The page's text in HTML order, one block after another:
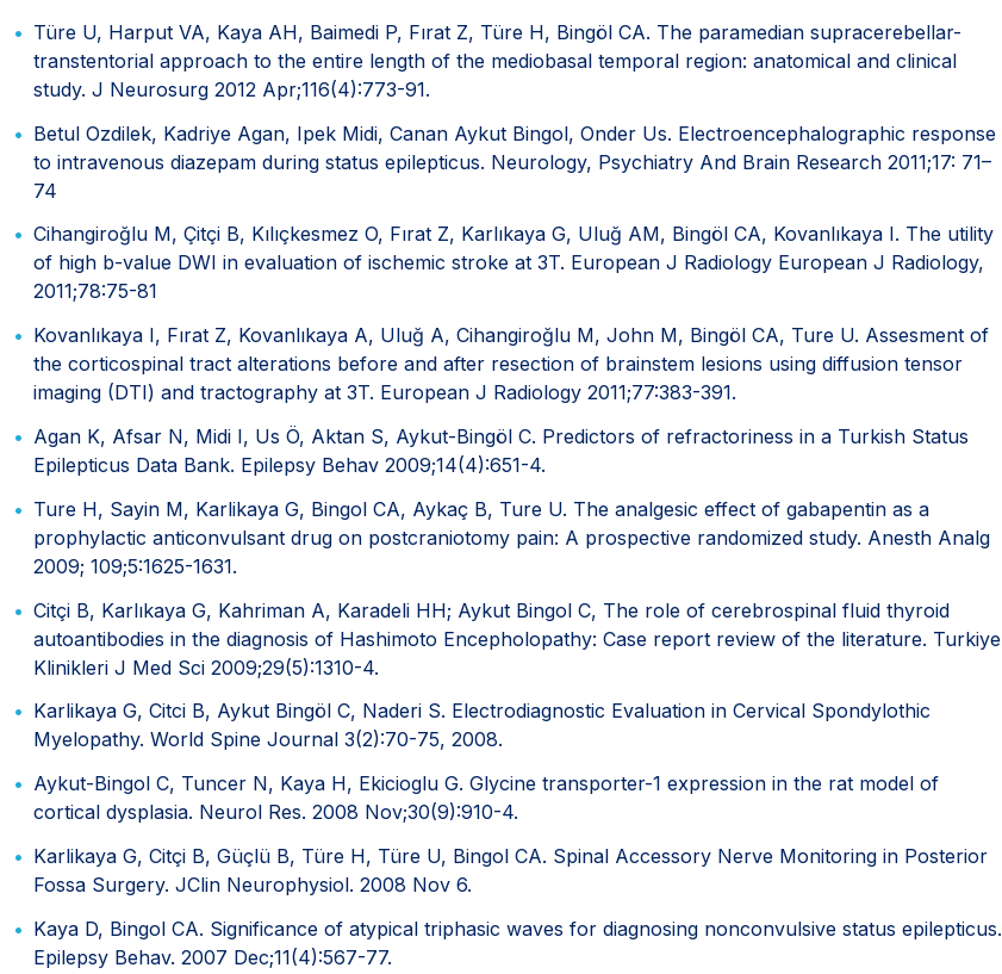
Türe U, Harput VA, Kaya AH, Baimedi P, Fırat Z, Türe H, Bingöl CA. The paramedian supracerebellar-
transtentorial approach to the entire length of the mediobasal temporal region: anatomical and clinical
study. J Neurosurg 2012 Apr;116(4):773-91.
Betul Ozdilek, Kadriye Agan, Ipek Midi, Canan Aykut Bingol, Onder Us. Electroencephalographic response
to intravenous diazepam during status epilepticus. Neurology, Psychiatry And Brain Research 2011;17: 71–
74
Cihangiroğlu M, Çitçi B, Kılıçkesmez O, Fırat Z, Karlıkaya G, Uluğ AM, Bingöl CA, Kovanlıkaya I. The utility
of high b-value DWI in evaluation of ischemic stroke at 3T. European J Radiology European J Radiology,
2011;78:75-81
Kovanlıkaya I, Fırat Z, Kovanlıkaya A, Uluğ A, Cihangiroğlu M, John M, Bingöl CA, Ture U. Assesment of
the corticospinal tract alterations before and after resection of brainstem lesions using diffusion tensor
imaging (DTI) and tractography at 3T. European J Radiology 2011;77:383-391.
Agan K, Afsar N, Midi I, Us Ö, Aktan S, Aykut-Bingöl C. Predictors of refractoriness in a Turkish Status
Epilepticus Data Bank. Epilepsy Behav 2009;14(4):651-4.
Ture H, Sayin M, Karlikaya G, Bingol CA, Aykaç B, Ture U. The analgesic effect of gabapentin as a
prophylactic anticonvulsant drug on postcraniotomy pain: A prospective randomized study. Anesth Analg
2009; 109;5:1625-1631.
Citçi B, Karlıkaya G, Kahriman A, Karadeli HH; Aykut Bingol C, The role of cerebrospinal fluid thyroid
autoantibodies in the diagnosis of Hashimoto Encepholopathy: Case report review of the literature. Turkiye
Klinikleri J Med Sci 2009;29(5):1310-4.
Karlikaya G, Citci B, Aykut Bingöl C, Naderi S. Electrodiagnostic Evaluation in Cervical Spondylothic
Myelopathy. World Spine Journal 3(2):70-75, 2008.
Aykut-Bingol C, Tuncer N, Kaya H, Ekicioglu G. Glycine transporter-1 expression in the rat model of
cortical dysplasia. Neurol Res. 2008 Nov;30(9):910-4.
Karlikaya G, Citçi B, Güçlü B, Türe H, Türe U, Bingol CA. Spinal Accessory Nerve Monitoring in Posterior
Fossa Surgery. JClin Neurophysiol. 2008 Nov 6.
Kaya D, Bingol CA. Significance of atypical triphasic waves for diagnosing nonconvulsive status epilepticus.
Epilepsy Behav. 2007 Dec;11(4):567-77.